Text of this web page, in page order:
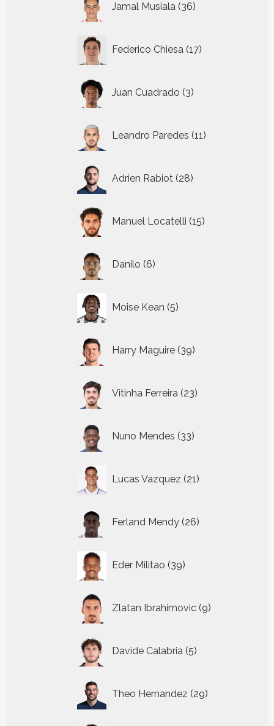
Jamal Musiala 36
producten
Federico Chiesa 17
producten
Juan Cuadrado 3
producten
Leandro Paredes 11
producten
Adrien Rabiot 28
producten
Manuel Locatelli 15
producten
Danilo 6
producten
Moise Kean 5
producten
Harry Maguire 39
producten
Vitinha Ferreira 23
producten
Nuno Mendes 33
producten
Lucas Vazquez 21
producten
Ferland Mendy 26
producten
Eder Militao 39
producten
Zlatan Ibrahimovic 9
producten
Davide Calabria 5
producten
Theo Hernandez 29
producten